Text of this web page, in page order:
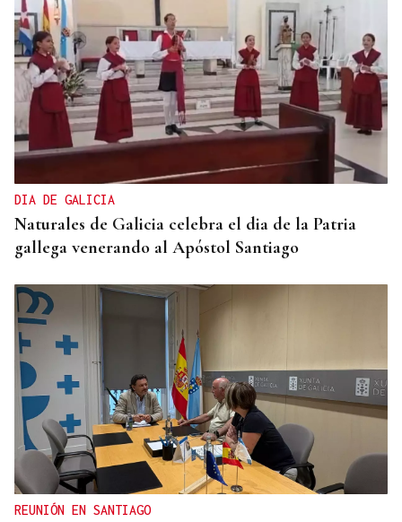
DIA DE GALICIA
Naturales de Galicia celebra el dia de la Patria
gallega venerando al Apóstol Santiago
REUNIÓN EN SANTIAGO